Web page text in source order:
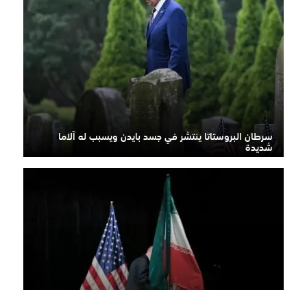
سرطان البروستاتا ينتشر في جسد بايدن ويسبب له آلاما
شديدة